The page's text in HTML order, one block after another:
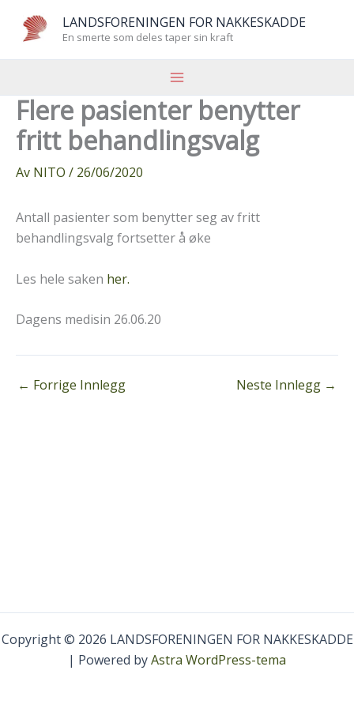
LANDSFORENINGEN FOR NAKKESKADDE
En smerte som deles taper sin kraft
Flere pasienter benytter
fritt behandlingsvalg
Av NITO / 26/06/2020
Antall pasienter som benytter seg av fritt
behandlingsvalg fortsetter å øke
Les hele saken her.
Dagens medisin 26.06.20
← Forrige Innlegg Neste Innlegg →
Copyright © 2026 LANDSFORENINGEN FOR NAKKESKADDE
| Powered byAstra WordPress-tema